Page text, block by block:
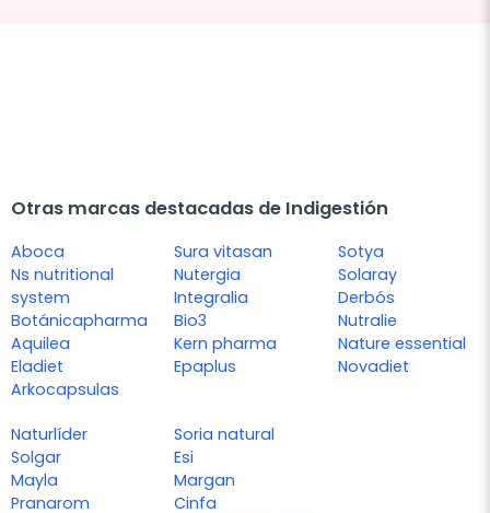
Otras marcas destacadas de Indigestión
Aboca
Ns nutritional
system
Botánicapharma
Aquilea
Eladiet
Arkocapsulas
Sura vitasan
Nutergia
Integralia
Bio3
Kern pharma
Epaplus
Sotya
Solaray
Derbós
Nutralie
Nature essential
Novadiet
Naturlíder
Solgar
Mayla
Pranarom
Soria natural
Esi
Margan
Cinfa